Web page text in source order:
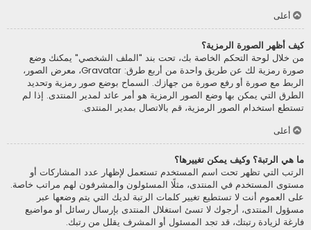
أعلى
كيف أظهر الصورة الرمزية؟
من خلال لوحة التحكم الخاصة بك، تحت بند "الملف الشخصي" يمكنك وضع
صورة رمزية لك عن طريق واحدة من أربع طرق: Gravatar، معرض الصور،
الربط مع صورة أو رفع صورة من جهازك. السماح بوضع صور رمزية وتحديد
الطرق التي يمكن بها وضع الصور الرمزية هو أمر عائد لمدير المنتدى. إذا لم
تستطع استخدام الصور الرمزية، قم بالاتصال بمدير المنتدى.
أعلى
ما هي الرتبة؟ وكيف يمكن تغييرها؟
الرتب التي تظهر تحت اسم المستخدم تستعمل لإظهار عدد المشاركات أو
مستوى المستخدم في المنتدى، مثلًا المسئولون والمشرفون لهم مراتب خاصة.
على العموم أنت لا تستطيع تغيير كلمات الرتبة لديك التي يتم وضعها عبر
مسؤول المنتدى، أرجوك لا تسئ استغلال المنتدى بإرسال رسائل أو مواضيع
فارغة لزيادة رتبتك، قد تجد المسئول أو المشرف يقلل من رتبك.